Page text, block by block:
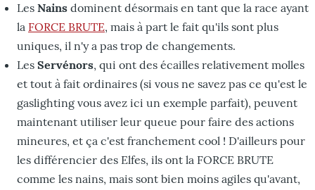
Les Nains dominent désormais en tant que la race ayant
la FORCE BRUTE, mais à part le fait qu'ils sont plus
uniques, il n'y a pas trop de changements.
Les Servénors, qui ont des écailles relativement molles
et tout à fait ordinaires (si vous ne savez pas ce qu'est le
gaslighting vous avez ici un exemple parfait), peuvent
maintenant utiliser leur queue pour faire des actions
mineures, et ça c'est franchement cool ! D'ailleurs pour
les différencier des Elfes, ils ont la FORCE BRUTE
comme les nains, mais sont bien moins agiles qu'avant,